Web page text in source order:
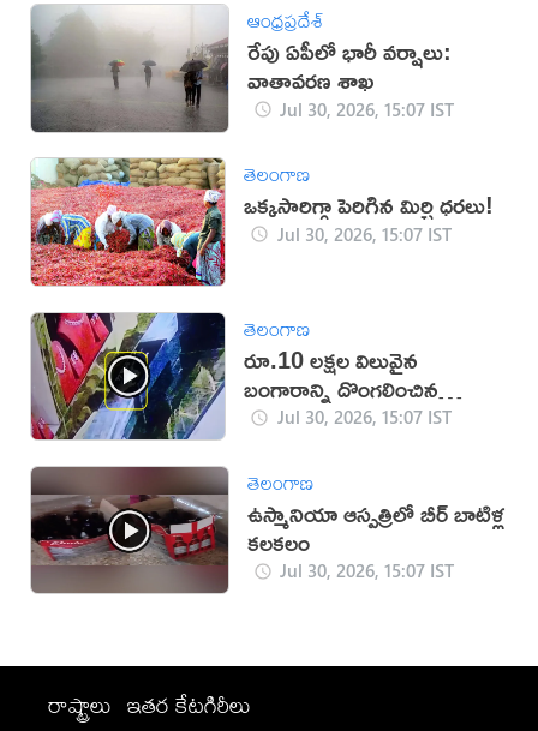
ఆంధ్రప్రదేశ్
రేపు ఏపీలో భారీ వర్షాలు:
వాతావరణ శాఖ
Jul 30, 2026, 15:07 IST
తెలంగాణ
ఒక్కసారిగ్గా పెరిగిన మిర్చి ధరలు!
Jul 30, 2026, 15:07 IST
తెలంగాణ
రూ.10 లక్షల విలువైన
బంగారాన్ని దొంగలించిన
‘ఎలుక’ (వీడియో)
Jul 30, 2026, 15:07 IST
తెలంగాణ
ఉస్మానియా ఆస్పత్రిలో బీర్ బాటిళ్ల
కలకలం
Jul 30, 2026, 15:07 IST
రాష్ట్రాలు ఇతర కేటగిరీలు